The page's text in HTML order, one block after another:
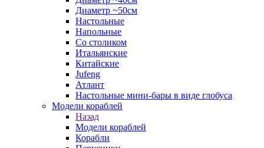
Диаметр ~50см
Настольные
Напольные
Со столиком
Итальянские
Китайские
Jufeng
Атлант
Настольные мини-бары в виде глобуса
Модели кораблей
Назад
Модели кораблей
Корабли